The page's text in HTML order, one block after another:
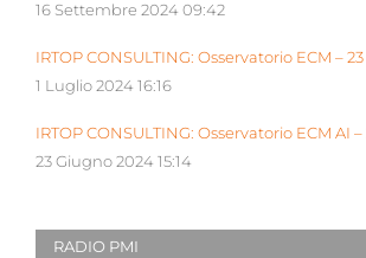
16 Settembre 2024 09:42
IRTOP CONSULTING: Osservatorio ECM –
1 Luglio 2024 16:16
IRTOP CONSULTING: Osservatorio ECM AI
23 Giugno 2024 15:14
RADIO PMI